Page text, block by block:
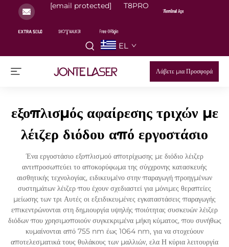
[email protected] T8PRO
EL
Λάβετε μια Προσφορά
εξοπλισμός αφαίρεσης τριχών με
λέιζερ διόδου από εργοστάσιο
Ένα εργοστάσιο εξοπλισμού αποτρίχωσης με διόδιο λέιζερ
αντιπροσωπεύει το αποκορύφωμα της σύγχρονης κατασκευής
αισθητικής τεχνολογίας, ειδικευμένο στην παραγωγή προηγμένων
συστημάτων λέιζερ που έχουν σχεδιαστεί για μόνιμες θεραπείες
μείωσης των τρι Αυτές οι εξειδικευμένες εγκαταστάσεις παραγωγής
επικεντρώνονται στη δημιουργία υψηλής ποιότητας συσκευών λέιζερ
διόδων που χρησιμοποιούν συγκεκριμένα μήκη κύματος, που συνήθως
κυμαίνονται από 755 nm έως 1064 nm, για να στοχεύουν
αποτελεσματικά τους θυλάκους των μαλλιών, ελα Η κύρια λειτουργία